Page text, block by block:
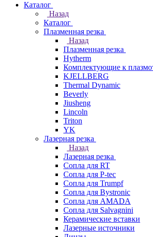
Каталог
Назад
Каталог
Плазменная резка
Назад
Плазменная резка
Hytherm
Комплектующие к
KJELLBERG
Thermal Dynamic
Beverly
Jiusheng
Lincoln
Triton
YK
Лазерная резка
Назад
Лазерная резка
Сопла для RT
Сопла для P-tec
Сопла для Trumpf
Сопла для Bystronic
Сопла для AMADA
Сопла для Salvagnini
Керамические вставки
Лазерные источники